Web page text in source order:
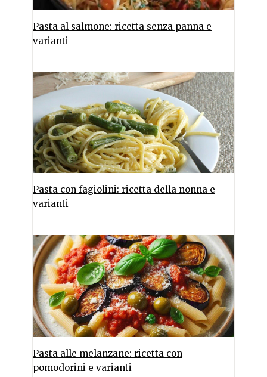
Pasta al salmone: ricetta senza panna e
varianti
Pasta con fagiolini: ricetta della nonna e
varianti
Pasta alle melanzane: ricetta con
pomodorini e varianti